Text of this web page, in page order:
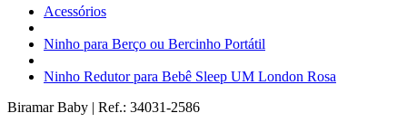
Acessórios
Ninho para Berço ou Bercinho Portátil
Ninho Redutor para Bebê Sleep UM London Rosa
Biramar Baby | Ref.: 34031-2586